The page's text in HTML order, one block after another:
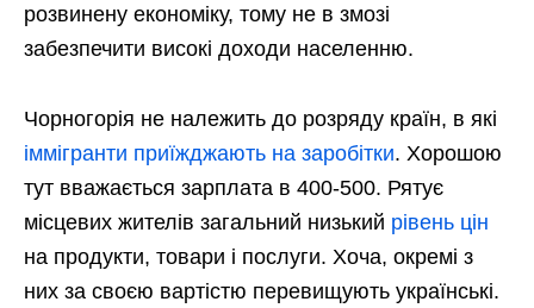
розвинену економіку, тому не в змозі
забезпечити високі доходи населенню.
Чорногорія не належить до розряду країн, в які
іммігранти приїжджають на заробітки. Хорошою
тут вважається зарплата в 400-500. Рятує
місцевих жителів загальний низький рівень цін
на продукти, товари і послуги. Хоча, окремі з
них за своєю вартістю перевищують українські.